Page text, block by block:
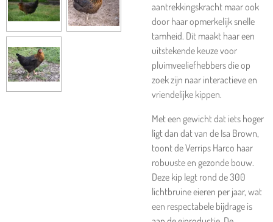
aantrekkingskracht maar ook
door haar opmerkelijk snelle
tamheid. Dit maakt haar een
uitstekende keuze voor
pluimveeliefhebbers die op
zoek zijn naar interactieve en
vriendelijke kippen.
Met een gewicht dat iets hoger
ligt dan dat van de Isa Brown,
toont de Verrips Harco haar
robuuste en gezonde bouw.
Deze kip legt rond de 300
lichtbruine eieren per jaar, wat
een respectabele bijdrage is